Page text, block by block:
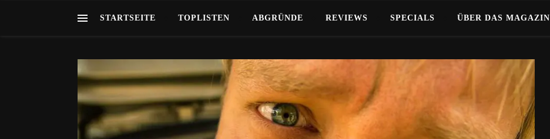
STARTSEITE TOPLISTEN ABGRÜNDE REVIEWS SPECIALS ÜBER DAS MAGAZIN